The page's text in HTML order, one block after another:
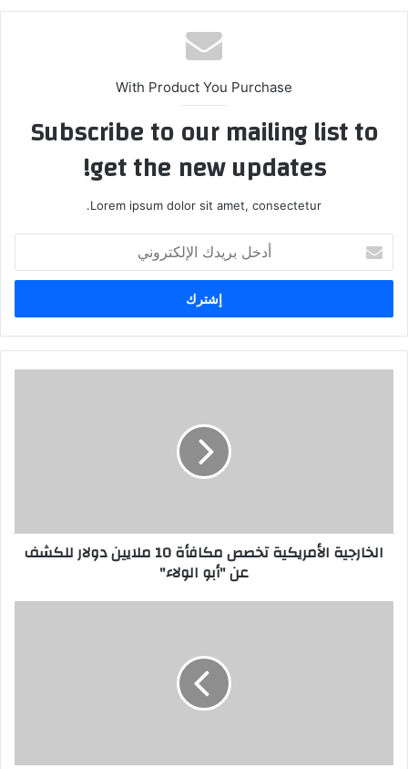
الوي
ب
With Product You Purchase
Subscribe to our mailing list to
get the new updates!
Lorem ipsum dolor sit amet, consectetur.
خ
ب
ر
الخارجية الأمريكية تخصص مكافأة 10 ملايين دولار للكشف
عن "أبو الولاء"